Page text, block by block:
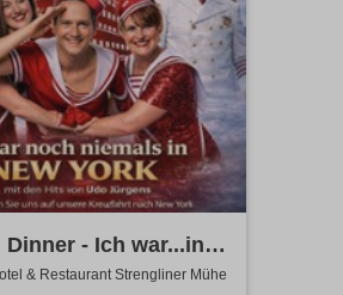
Dinner - Ich war...in
& Restaurant Strengliner Mühe